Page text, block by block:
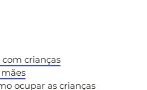
crianças
ocupar as crianças